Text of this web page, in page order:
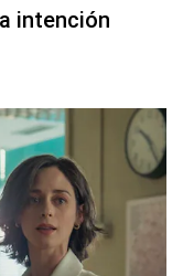
intención